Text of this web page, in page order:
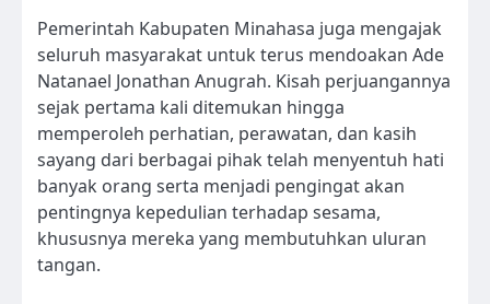
Pemerintah Kabupaten Minahasa juga mengajak
seluruh masyarakat untuk terus mendoakan Ade
Natanael Jonathan Anugrah. Kisah perjuangannya
sejak pertama kali ditemukan hingga
memperoleh perhatian, perawatan, dan kasih
sayang dari berbagai pihak telah menyentuh hati
banyak orang serta menjadi pengingat akan
pentingnya kepedulian terhadap sesama,
khususnya mereka yang membutuhkan uluran
tangan.